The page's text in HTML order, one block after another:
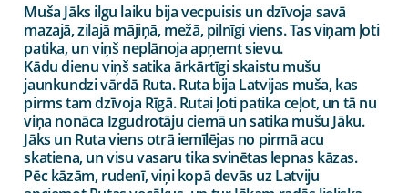
Muša Jāks ilgu laiku bija vecpuisis un dzīvoja savā
mazajā, zilajā mājiņā, mežā, pilnīgi viens. Tas viņam ļoti
patika, un viņš neplānoja apņemt sievu.
Kādu dienu viņš satika ārkārtīgi skaistu mušu
jaunkundzi vārdā Ruta.Ruta bija Latvijas muša, kas
pirms tam dzīvoja Rīgā. Rutai ļoti patika ceļot, un tā nu
viņa nonāca Izgudrotāju ciemā un satika mušu Jāku.
Jāks un Ruta viens otrā iemīlējas no pirmā acu
skatiena, un visu vasaru tika svinētas lepnas kāzas.
Pēc kāzām, rudenī, viņi kopā devās uz Latviju